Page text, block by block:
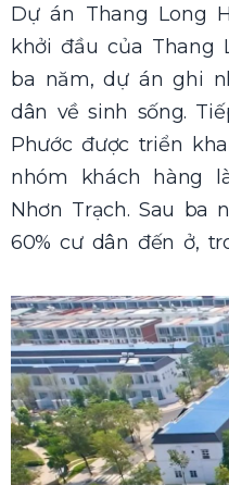
Dự án Thang Long
khởi đầu của Thang
ba năm, dự án ghi
dân về sinh sống.
Phước được triển
nhóm khách hàng
Nhơn Trạch. Sau
60% cư dân đến ở,